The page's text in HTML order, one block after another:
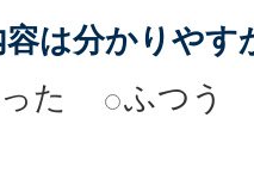
は分かりやす
た
ふつう